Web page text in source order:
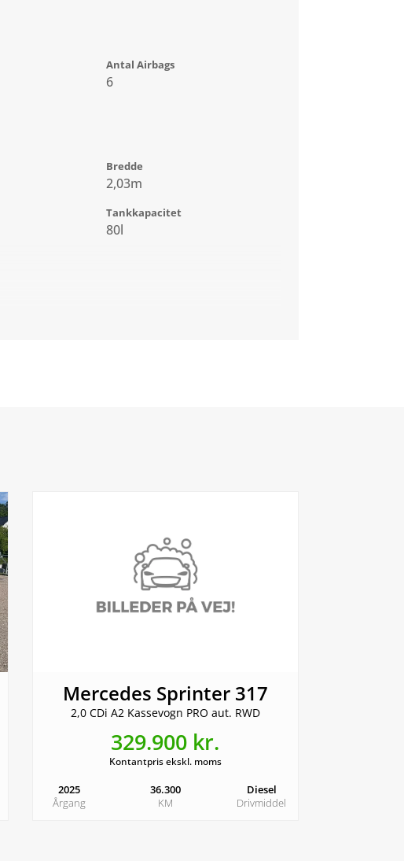
Antal Airbags
6
Bredde
2,03m
Tankkapacitet
80l
Mercedes Sprinter 317
2,0 CDi A2 Kassevogn PRO aut. RWD
329.900 kr.
Kontantpris ekskl. moms
2025
Årgang
36.300
KM
Diesel
Drivmiddel